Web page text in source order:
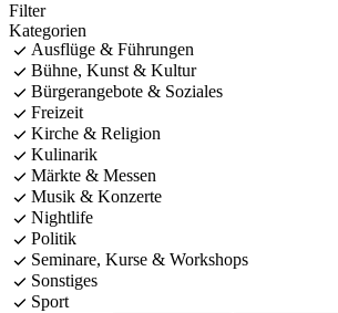
Filter
Kategorien
Ausflüge & Führungen
Bühne, Kunst & Kultur
Bürgerangebote & Soziales
Freizeit
Kirche & Religion
Kulinarik
Märkte & Messen
Musik & Konzerte
Nightlife
Politik
Seminare, Kurse & Workshops
Sonstiges
Sport